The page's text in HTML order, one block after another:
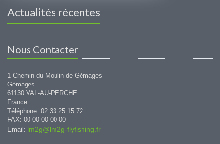
Actualités récentes
Nous Contacter
1 Chemin du Moulin de Gémages
Gémages
61130 VAL-AU-PERCHE
France
Téléphone: 02 33 25 15 72
FAX: 00 00 00 00 00
Email: lm2g@lm2g-flyfishing.fr